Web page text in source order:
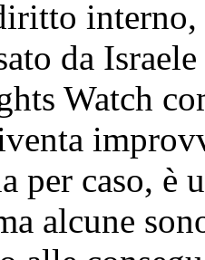
da
Watch
per caso, è
alcune